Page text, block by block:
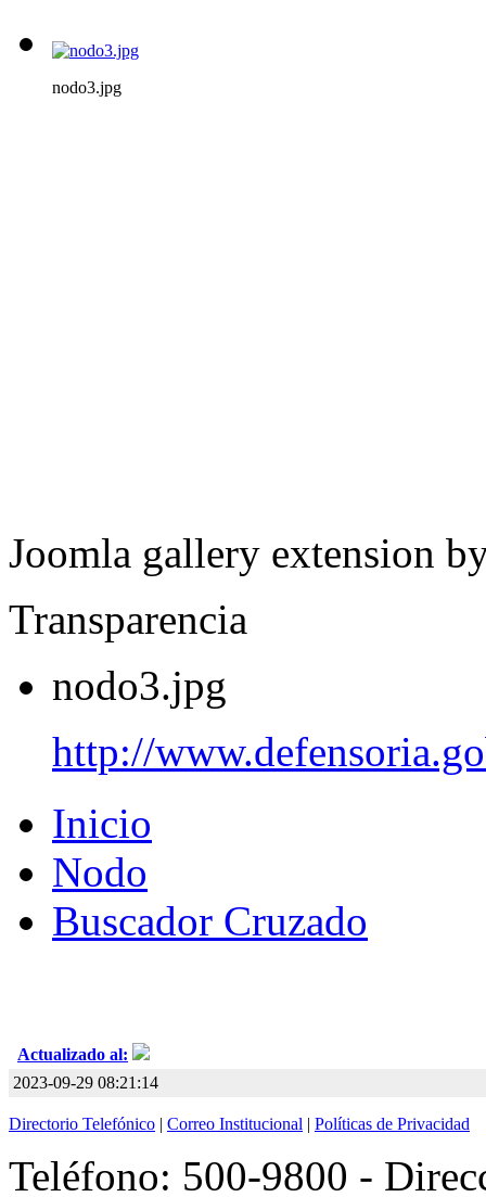
nodo3.jpg
Joomla gallery extension
Transparencia
nodo3.jpg
http://
Inicio
Nodo
Buscador Cruzado
Actualizado al:
2023-09-29 08:21:14
Directorio Telefónico | Correo Institucional | Políticas de Privacidad
Teléfono: 500-9800 -